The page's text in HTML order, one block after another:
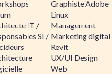
IT /
SI /
Graphiste Adobe
Linux
Management
Marketing digital
Revit
UX/UI Design
Web